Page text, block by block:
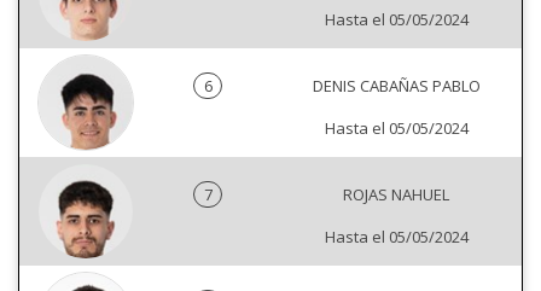
Hasta el 05/05/2024
6
DENIS CABAÑAS PABLO
Hasta el 05/05/2024
7
ROJAS NAHUEL
Hasta el 05/05/2024